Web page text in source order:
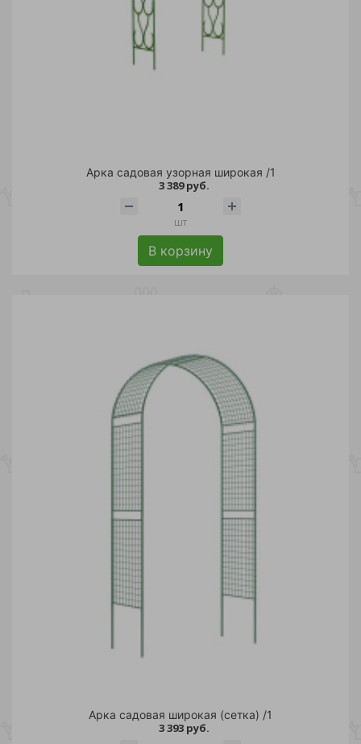
Арка садовая узорная широкая /1
3 389 руб.
шт
В корзину
Арка садовая широкая (сетка) /1
3 393 руб.